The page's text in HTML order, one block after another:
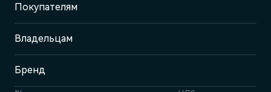
Отдел продаж и сервиса
+7 (3412) 901-600
Покупателям
Владельцам
Бренд